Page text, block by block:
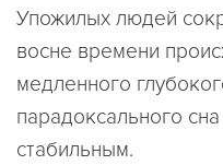
Упожилых людей
восне времени
медленного
парадоксального
стабильным.